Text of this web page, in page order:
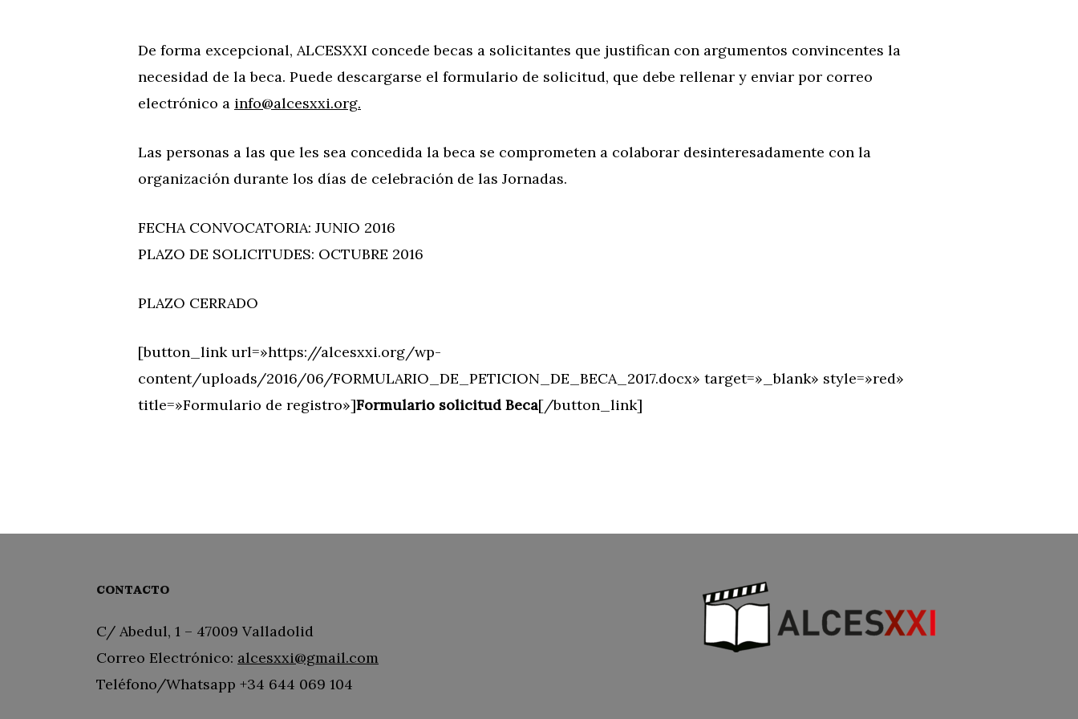
De forma excepcional, ALCESXXI concede becas a solicitantes que justifican con argumentos convincentes la
necesidad de la beca. Puede descargarse el formulario de solicitud, que debe rellenar y enviar por correo
electrónico a info@alcesxxi.org.
Las personas a las que les sea concedida la beca se comprometen a colaborar desinteresadamente con la
organización durante los días de celebración de las Jornadas.
FECHA CONVOCATORIA: JUNIO 2016
PLAZO DE SOLICITUDES: OCTUBRE 2016
PLAZO CERRADO
[button_link url=»https://alcesxxi.org/wp-
content/uploads/2016/06/FORMULARIO_DE_PETICION_DE_BECA_2017.docx» target=»_blank» style=»red»
title=»Formulario de registro»]Formulario solicitud Beca[/button_link]
CONTACTO
C/ Abedul, 1 – 47009 Valladolid
Correo Electrónico: alcesxxi@gmail.com
Teléfono/Whatsapp +34 644 069 104